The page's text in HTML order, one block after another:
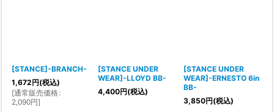
[STANCE]-BRANCH-
1,672円(税込)
[通常販売価格:
2,090円]
[STANCE UNDER
WEAR]-LLOYD BB-
4,400円(税込)
[STANCE UNDER
WEAR]-ERNESTO 6in
BB-
3,850円(税込)